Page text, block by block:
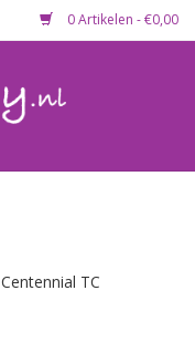
0 Artikelen - €0,00
Centennial TC